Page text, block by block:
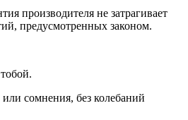
производителя не затрагивает
предусмотренных законом.
сомнения, без колебаний